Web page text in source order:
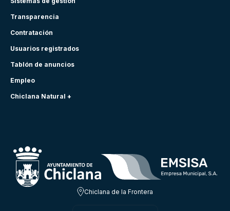
Transparencia
Contratación
Usuarios registrados
Tablón de anuncios
Empleo
Chiclana Natural +
Chiclana de la Frontera